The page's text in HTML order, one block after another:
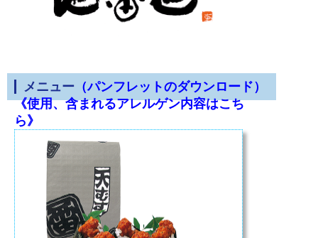
メニュー （パンフレットのダウンロード）
《使用、含まれるアレルゲン内容はこち
ら》